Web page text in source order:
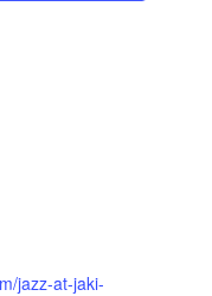
jazz-at-jaki-